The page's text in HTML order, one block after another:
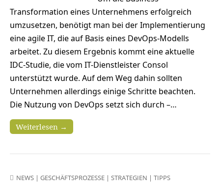
Transformation eines Unternehmens erfolgreich
umzusetzen, benötigt man bei der Implementierung
eine agile IT, die auf Basis eines DevOps-Modells
arbeitet. Zu diesem Ergebnis kommt eine aktuelle
IDC-Studie, die vom IT-Dienstleister Consol
unterstützt wurde. Auf dem Weg dahin sollten
Unternehmen allerdings einige Schritte beachten.
Die Nutzung von DevOps setzt sich durch –…
Weiterlesen →
NEWS | GESCHÄFTSPROZESSE | STRATEGIEN | TIPPS